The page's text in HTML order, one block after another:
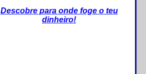
Descobre para onde foge o teu
dinheiro!